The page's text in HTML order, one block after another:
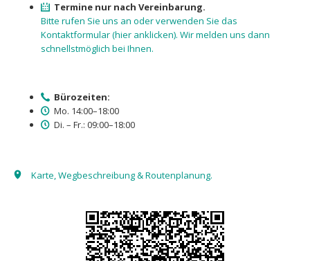
Termine nur nach Vereinbarung.
Bitte rufen Sie uns an oder verwenden Sie das
Kontaktformular (hier anklicken). Wir melden uns dann
schnellstmöglich bei Ihnen.
Bürozeiten:
Mo. 14:00–18:00
Di. – Fr.: 09:00–18:00
Karte, Wegbeschreibung & Routenplanung.